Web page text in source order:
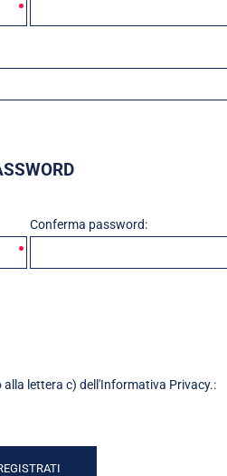
lettera c) dell'Informativa Privacy.:
Conferma password: